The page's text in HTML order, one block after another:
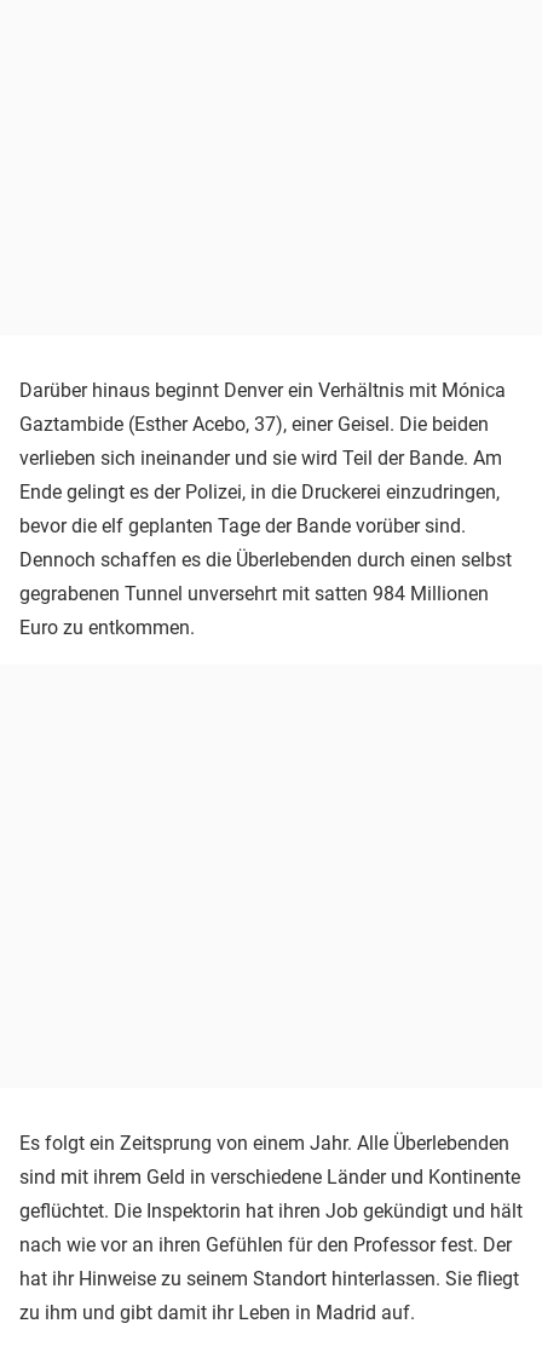
Darüber hinaus beginnt Denver ein Verhältnis mit Mónica
Gaztambide (Esther Acebo, 37), einer Geisel. Die beiden
verlieben sich ineinander und sie wird Teil der Bande. Am
Ende gelingt es der Polizei, in die Druckerei einzudringen,
bevor die elf geplanten Tage der Bande vorüber sind.
Dennoch schaffen es die Überlebenden durch einen selbst
gegrabenen Tunnel unversehrt mit satten 984 Millionen
Euro zu entkommen.
Es folgt ein Zeitsprung von einem Jahr. Alle Überlebenden
sind mit ihrem Geld in verschiedene Länder und Kontinente
geflüchtet. Die Inspektorin hat ihren Job gekündigt und hält
nach wie vor an ihren Gefühlen für den Professor fest. Der
hat ihr Hinweise zu seinem Standort hinterlassen. Sie fliegt
zu ihm und gibt damit ihr Leben in Madrid auf.